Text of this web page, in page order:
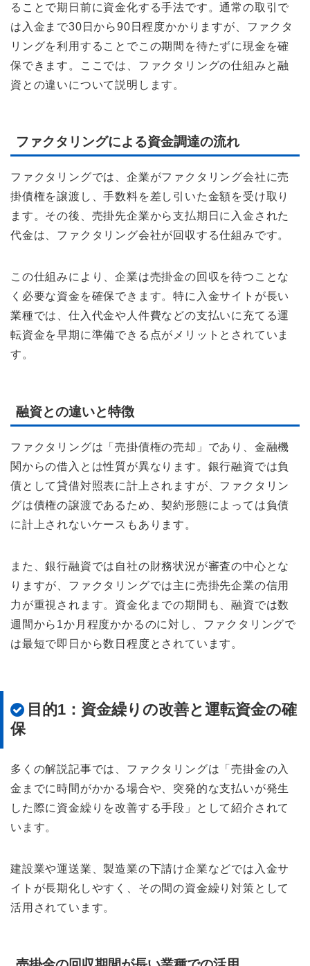
ることで期日前に資金化する手法です。通常の取引で
は入金まで30日から90日程度かかりますが、ファクタ
リングを利用することでこの期間を待たずに現金を確
保できます。ここでは、ファクタリングの仕組みと融
資との違いについて説明します。
ファクタリングによる資金調達の流れ
ファクタリングでは、企業がファクタリング会社に売
掛債権を譲渡し、手数料を差し引いた金額を受け取り
ます。その後、売掛先企業から支払期日に入金された
代金は、ファクタリング会社が回収する仕組みです。
この仕組みにより、企業は売掛金の回収を待つことな
く必要な資金を確保できます。特に入金サイトが長い
業種では、仕入代金や人件費などの支払いに充てる運
転資金を早期に準備できる点がメリットとされていま
す。
融資との違いと特徴
ファクタリングは「売掛債権の売却」であり、金融機
関からの借入とは性質が異なります。銀行融資では負
債として貸借対照表に計上されますが、ファクタリン
グは債権の譲渡であるため、契約形態によっては負債
に計上されないケースもあります。
また、銀行融資では自社の財務状況が審査の中心とな
りますが、ファクタリングでは主に売掛先企業の信用
力が重視されます。資金化までの期間も、融資では数
週間から1か月程度かかるのに対し、ファクタリングで
は最短で即日から数日程度とされています。
目的1：資金繰りの改善と運転資金の確
保
多くの解説記事では、ファクタリングは「売掛金の入
金までに時間がかかる場合や、突発的な支払いが発生
した際に資金繰りを改善する手段」として紹介されて
います。
建設業や運送業、製造業の下請け企業などでは入金サ
イトが長期化しやすく、その間の資金繰り対策として
活用されています。